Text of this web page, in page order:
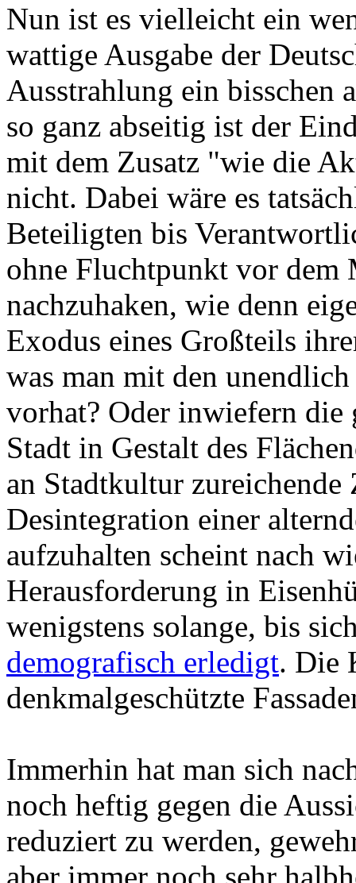
Nun ist es vielleicht ein
wattige Ausgabe der
Ausstrahlung ein bisschen
so ganz abseitig ist der
mit dem Zusatz "wie die
nicht. Dabei wäre es
Beteiligten bis
ohne Fluchtpunkt vor dem
nachzuhaken, wie denn
Exodus eines Großteils
was man mit den
vorhat? Oder inwiefern die
Stadt in Gestalt des
an Stadtkultur
Desintegration einer
aufzuhalten scheint nach
Herausforderung in
wenigstens solange, bis
demografisch erledigt. Die
denkmalgeschützte
Immerhin hat man sich
noch heftig gegen die
reduziert zu werden,
aber immer noch sehr